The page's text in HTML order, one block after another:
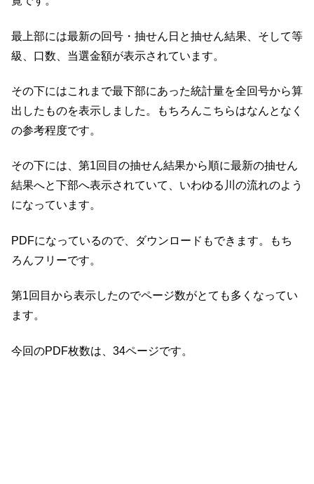
最上部には最新の回号・抽せん日と抽せん結果、そして等
級、口数、当選金額が表示されています。
その下にはこれまで最下部にあった統計量を全回号から算
出したものを表示しました。もちろんこちらはなんとなく
の参考程度です。
その下には、第1回目の抽せん結果から順に最新の抽せん
結果へと下部へ表示されていて、いわゆる川の流れのよう
になっています。
PDFになっているので、ダウンロードもできます。もち
ろんフリーです。
第1回目から表示したのでページ数がとても多くなってい
ます。
今回のPDF枚数は、34ページです。